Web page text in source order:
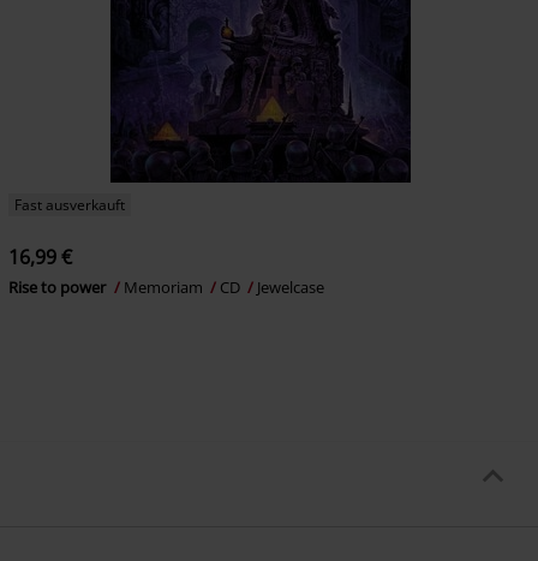
Fast ausverkauft
16,99 €
Rise to power Memoriam CD Jewelcase